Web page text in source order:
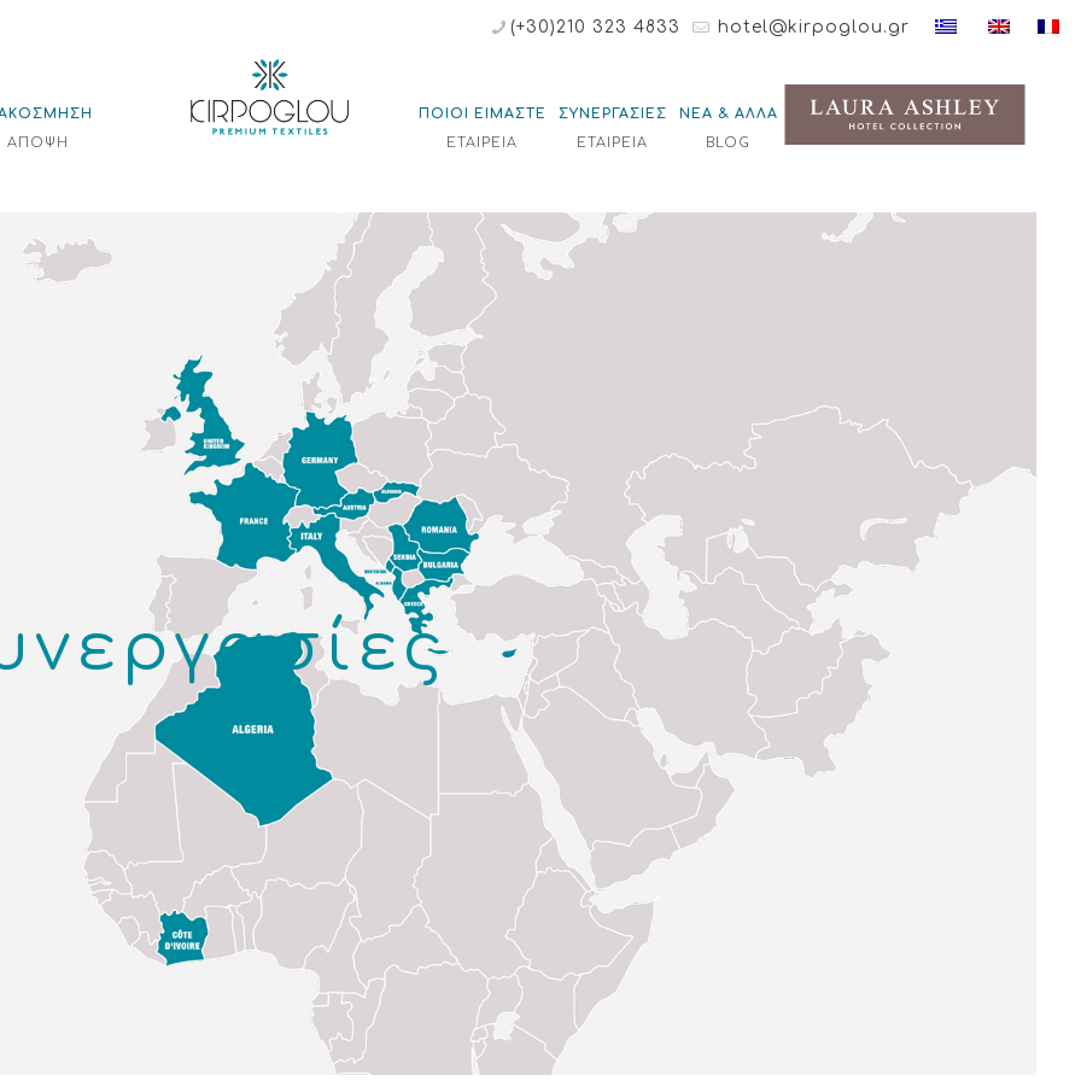
(+30)210 323 4833 hotel@kirpoglou.gr
ΑΠΟΨΗ
ΠΟΙΟΙ ΕΙΜΑΣΤΕ
ΕΤΑΙΡΕΙΑ
ΣΥΝΕΡΓΑΣΙΕΣ
ΕΤΑΙΡΕΙΑ
ΝΕΑ & ΑΛΛΑ
BLOG